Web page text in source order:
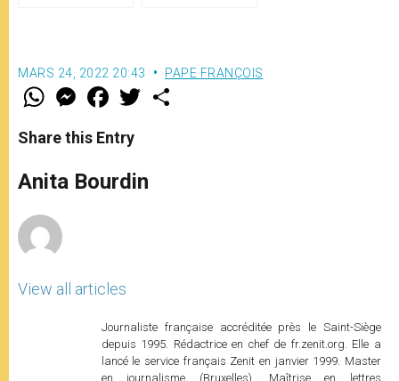
MARS 24, 2022 20:43 PAPE FRANÇOIS
W
t
s
p
p
M
e
s
e
g
e
F
a
e
b
o
k
w
r
Share this Entry
Anita Bourdin
View all articles
Journaliste française accréditée près le Saint-Siège
depuis 1995. Rédactrice en chef de fr.zenit.org. Elle a
lancé le service français Zenit en janvier 1999. Master
en journalisme (Bruxelles). Maîtrise en lettres